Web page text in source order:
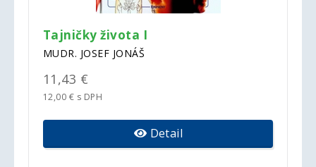
Tajničky života I
MUDR. JOSEF JONÁŠ
11,43 €
12,00 € s DPH
Detail